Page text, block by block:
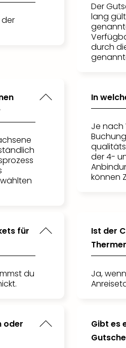
Der
lang
durch
In
Je nach
der 4-
können
für
du
Ist der
Ja,
oder
Gibt es